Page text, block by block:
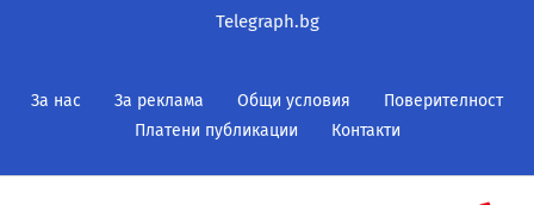
Telegraph.bg
За нас За реклама Общи условия
Поверителност
Платени публикации
Контакти